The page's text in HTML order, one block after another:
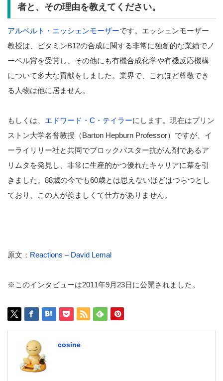
者と、その理由を教えてください。
アルベルト・エッシェンモーザーです。エッシェンモーザー
教授は、ビタミンB12の合成に関する非常に独創的な業績でノ
ーベル賞を受賞し、その他にも有機合成化学や有機反応機構
について多大な貢献をしました。業界で、これほど尊敬でき
る人物は他に居ません。
もしくは、 エドワード・C・テイラーにします。現在はプリン
ストン大学名誉教授（Barton Hepburn Professor）ですが、イ
ーライリリー社と共同でブロックバスター抗がん剤であるア
リムタを発見し、非常に生産的かつ優れたキャリアに幕を引
きました。88歳の今でも60歳とは思えないほどはつらつとし
ており、この人が羨ましくて仕方がありません。
原文： Reactions – David Lemal
※このインタビューは2011年9月23日に公開されました。
cosine